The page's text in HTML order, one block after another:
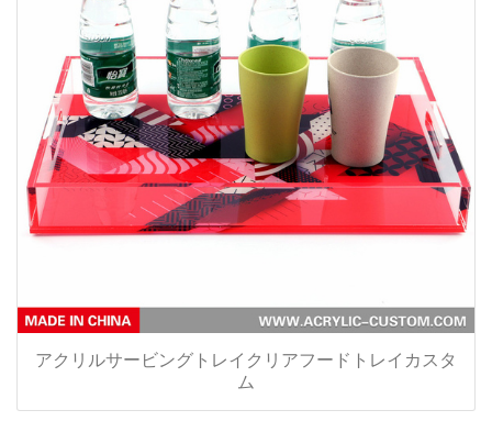
アクリルサービングトレイクリアフードトレイカスタ
ム